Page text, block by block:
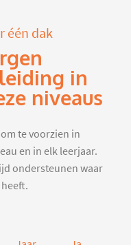
één dak
in
niveaus
te voorzien in
en in elk leerjaar.
ondersteunen waar